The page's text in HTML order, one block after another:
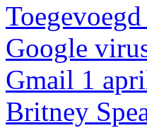
Google
Gmail 1
Britney